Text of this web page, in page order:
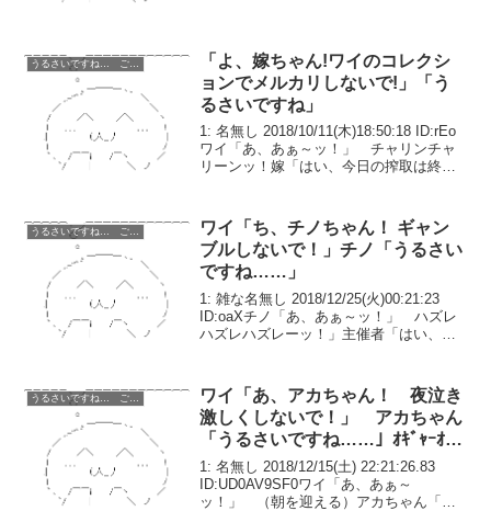
「よ、嫁ちゃん!ワイのコレクシ
ョンでメルカリしないで!」「う
るさいですね」
1: 名無し 2018/10/11(木)18:50:18 ID:rEo
ワイ「あ、あぁ～ッ！」 チャリンチャ
リーンッ！嫁「はい、今日の搾取は終わ
グロース上場を果たしたのだ...
ワイ「ち、チノちゃん！ ギャン
ブルしないで！」チノ「うるさい
ですね……」
1: 雑な名無し 2018/12/25(火)00:21:23
ID:oaXチノ「あ、あぁ～ッ！」 ハズレ
ハズレハズレーッ！」主催者「はい、今
ございました……」数日前、待...
うるさいですね… ごちうさ コピペ改変
ワイ「あ、アカちゃん！ 夜泣き
激しくしないで！」 アカちゃん
「うるさいですね……」ｵｷﾞｬｰｵｷﾞ
ｬｰ
1: 名無し 2018/12/15(土) 22:21:26.83
ID:UD0AV9SF0ワイ「あ、あぁ～
ッ！」 （朝を迎える）アカちゃん「は